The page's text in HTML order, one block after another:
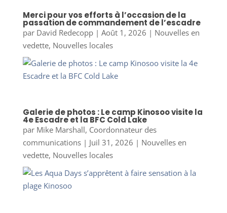
Merci pour vos efforts à l’occasion de la
passation de commandement de l’escadre
par David Redecopp| Août 1, 2026 | Nouvelles en
vedette, Nouvelles locales
Galerie de photos : Le camp Kinosoo visite la
4e Escadre et la BFC Cold Lake
par Mike Marshall, Coordonnateur des
communications| Juil 31, 2026 | Nouvelles en
vedette, Nouvelles locales